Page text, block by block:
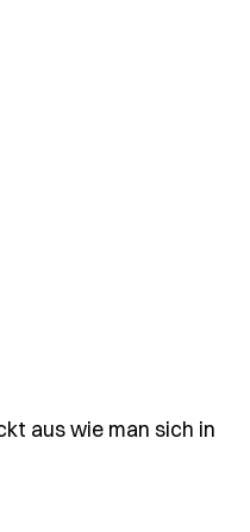
aus wie man sich in